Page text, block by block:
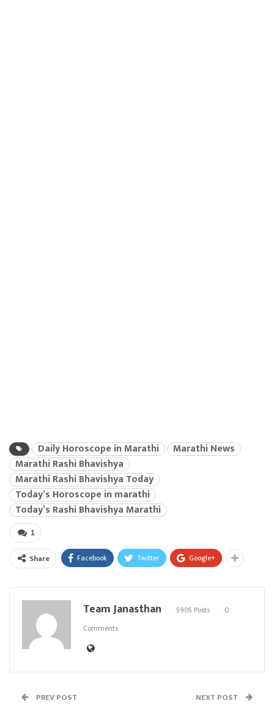
Daily Horoscope in Marathi
Marathi News
Marathi Rashi Bhavishya
Marathi Rashi Bhavishya Today
Today’s Horoscope in marathi
Today’s Rashi Bhavishya Marathi
1
Share Facebook Twitter Google+
Team Janasthan 5905 Posts
0
Comments
PREV POST NEXT POST